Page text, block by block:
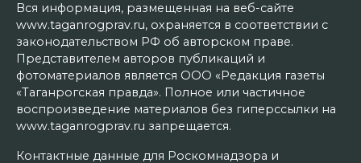
Вся информация, размещенная на веб-сайте
www.taganrogprav.ru, охраняется в соответствии с
законодательством РФ об авторском праве.
Представителем авторов публикаций и
фотоматериалов является ООО «Редакция газеты
«Таганрогская правда». Полное или частичное
воспроизведение материалов без гиперссылки на
www.taganrogprav.ru запрещается.
Контактные данные для Роскомнадзора и